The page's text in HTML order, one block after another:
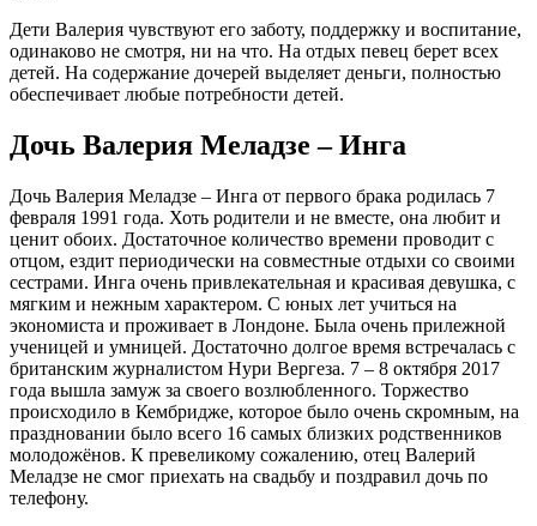
Дети Валерия чувствуют его заботу, поддержку и воспитание,
одинаково не смотря, ни на что. На отдых певец берет всех
детей. На содержание дочерей выделяет деньги, полностью
обеспечивает любые потребности детей.
Дочь Валерия Меладзе – Инга
Дочь Валерия Меладзе – Инга от первого брака родилась 7
февраля 1991 года. Хоть родители и не вместе, она любит и
ценит обоих. Достаточное количество времени проводит с
отцом, ездит периодически на совместные отдыхи со своими
сестрами. Инга очень привлекательная и красивая девушка, с
мягким и нежным характером. С юных лет учиться на
экономиста и проживает в Лондоне. Была очень прилежной
ученицей и умницей. Достаточно долгое время встречалась с
британским журналистом Нури Вергеза. 7 – 8 октября 2017
года вышла замуж за своего возлюбленного. Торжество
происходило в Кембридже, которое было очень скромным, на
праздновании было всего 16 самых близких родственников
молодожёнов. К превеликому сожалению, отец Валерий
Меладзе не смог приехать на свадьбу и поздравил дочь по
телефону.